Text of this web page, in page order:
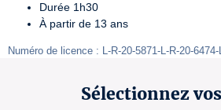
Durée 1h30
À partir de 13 ans
Numéro de licence : L-R-20-5871-L-R-20-
Sélectionnez